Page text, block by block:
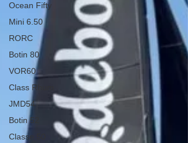
Ocean Fifty
Mini 6.50
RORC
Botin 80
VOR60
Class Rhum
JMD54
Botin 52
Classe 50